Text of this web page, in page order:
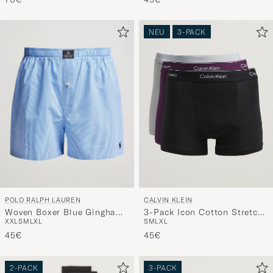
POLO RALPH LAUREN
Woven Boxer Blue Gingham
Blue
XXLSM LXL
45€
NEU 3-PACK
CALVIN KLEIN
3-Pack Icon Cotton Stretch
Relaxed Trunk
Black/Grey/Purple
SMLXL
45€
2-PACK 3-PACK